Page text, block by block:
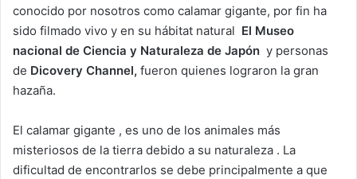
conocido por nosotros como calamar gigante, por fin ha
sido filmado vivo y en su hábitat natural El Museo
nacional de Ciencia y Naturaleza de Japón y personas
de Dicovery Channel, fueron quienes lograron la gran
hazaña.
El calamar gigante , es uno de los animales más
misteriosos de la tierra debido a su naturaleza . La
dificultad de encontrarlos se debe principalmente a que